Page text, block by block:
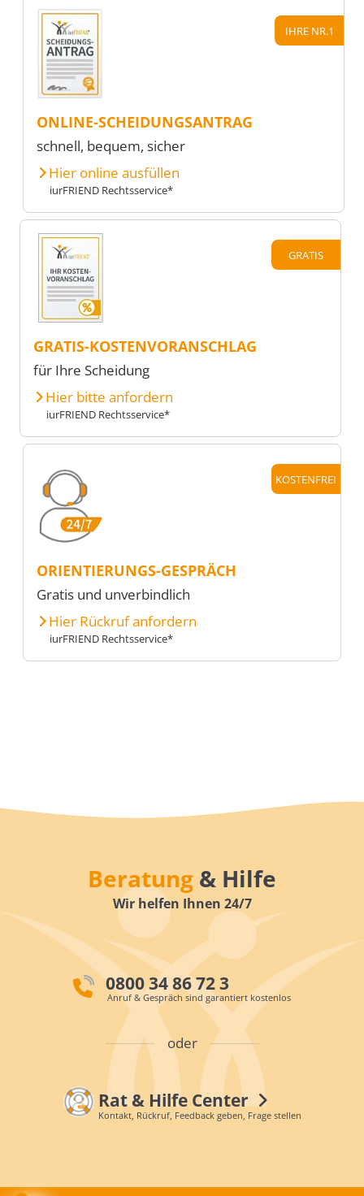
IHRE NR.1
ONLINE-SCHEIDUNGSANTRAG
schnell, bequem, sicher
Hier online ausfüllen
iurFRIEND Rechtsservice*
GRATIS
GRATIS-KOSTENVORANSCHLAG
für Ihre Scheidung
Hier bitte anfordern
iurFRIEND Rechtsservice*
KOSTENFREI
ORIENTIERUNGS-GESPRÄCH
Gratis und unverbindlich
Hier Rückruf anfordern
iurFRIEND Rechtsservice*
Beratung & Hilfe
Wir helfen Ihnen 24/7
0800 34 86 72 3
Anruf & Gespräch sind garantiert kostenlos
oder
Rat & Hilfe Center
Kontakt, Rückruf, Feedback geben, Frage stellen